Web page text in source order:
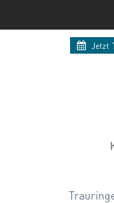
Jetzt